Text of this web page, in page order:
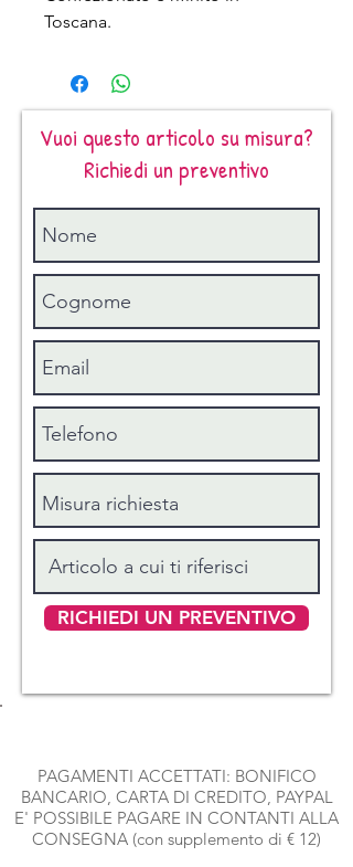
Toscana.
Vuoi questo articolo su misura?
Richiedi un preventivo
RICHIEDI UN PREVENTIVO
PAGAMENTI ACCETTATI: BONIFICO
BANCARIO, CARTA DI CREDITO, PAYPAL
E' POSSIBILE PAGARE IN CONTANTI ALLA
CONSEGNA (con supplemento di € 12)